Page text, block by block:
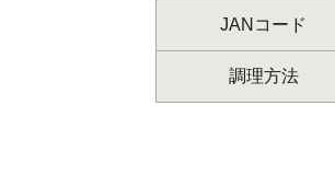
JANコード
調理方法